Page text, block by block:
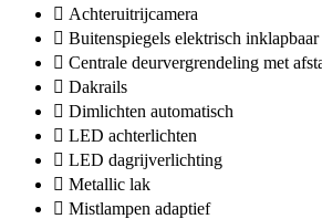
Achteruitrijcamera
Buitenspiegels elektrisch inklapbaar
Centrale deurvergrendeling met
Dakrails
Dimlichten automatisch
LED achterlichten
LED dagrijverlichting
Metallic lak
Mistlampen adaptief